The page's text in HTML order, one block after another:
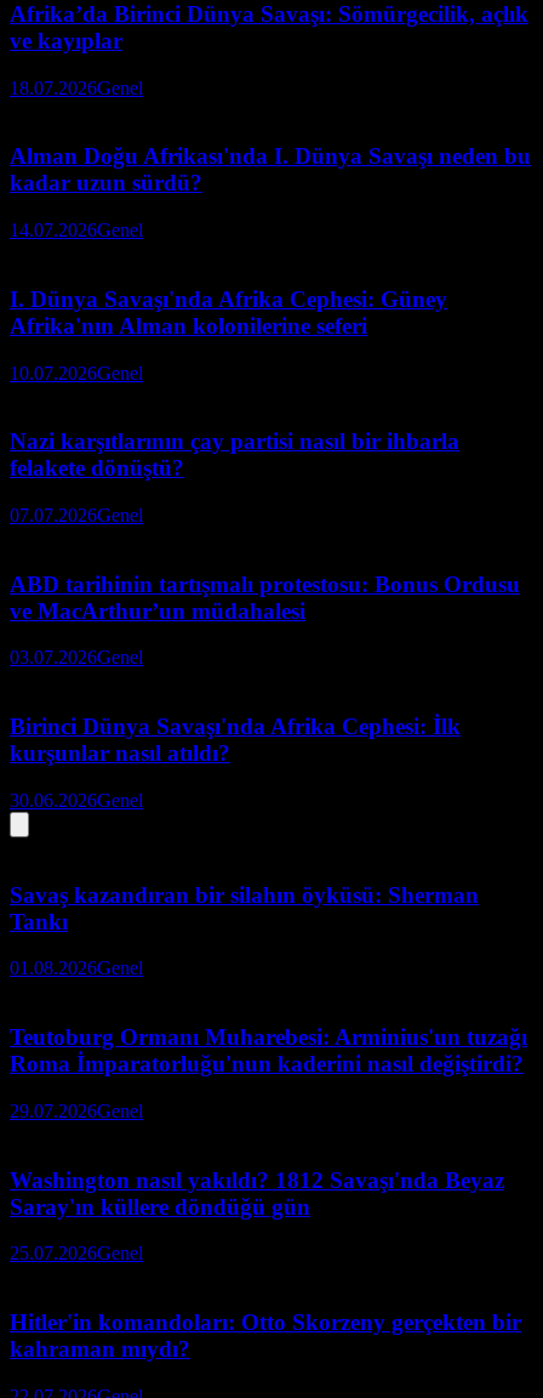
Afrika’da Birinci Dünya Savaşı: Sömürgecilik, açlık
ve kayıplar
18.07.2026Genel
Alman Doğu Afrikası'nda I. Dünya Savaşı neden bu
kadar uzun sürdü?
14.07.2026Genel
I. Dünya Savaşı'nda Afrika Cephesi: Güney
Afrika'nın Alman kolonilerine seferi
10.07.2026Genel
Nazi karşıtlarının çay partisi nasıl bir ihbarla
felakete dönüştü?
07.07.2026Genel
ABD tarihinin tartışmalı protestosu: Bonus Ordusu
ve MacArthur’un müdahalesi
03.07.2026Genel
Birinci Dünya Savaşı'nda Afrika Cephesi: İlk
kurşunlar nasıl atıldı?
30.06.2026Genel
Savaş kazandıran bir silahın öyküsü: Sherman
Tankı
01.08.2026Genel
Teutoburg Ormanı Muharebesi: Arminius'un tuzağı
Roma İmparatorluğu'nun kaderini nasıl değiştirdi?
29.07.2026Genel
Washington nasıl yakıldı? 1812 Savaşı'nda Beyaz
Saray'ın küllere döndüğü gün
25.07.2026Genel
Hitler'in komandoları: Otto Skorzeny gerçekten bir
kahraman mıydı?